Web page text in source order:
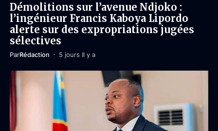
Démolitions sur l’avenue Ndjoko :
l’ingénieur Francis Kaboya Lipordo
alerte sur des expropriations jugées
sélectives
ParRédaction 5 jours Il y a